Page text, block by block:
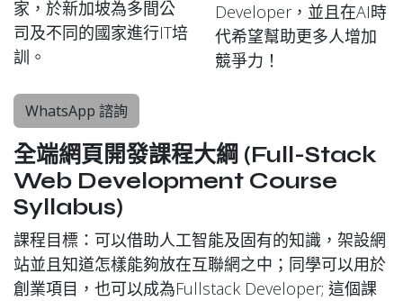
家，於新加坡為多間公
司及不同的國家進行IT培
訓。
Developer，並且在AI時
代希望幫助更多人增加
競爭力！
WhatsApp 諮詢
全端網頁開發課程大綱 (Full-Stack
Web Development Course
Syllabus)
課程目標：可以借助人工智能及固有的知識，架設網
站並且知道怎樣能夠放在互聯網之中；同學可以用於
創業項目，也可以成為Fullstack Developer; 這個課